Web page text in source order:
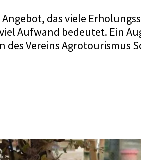
das viele
Aufwand bedeutet. Ein
Vereins Agrotourismus